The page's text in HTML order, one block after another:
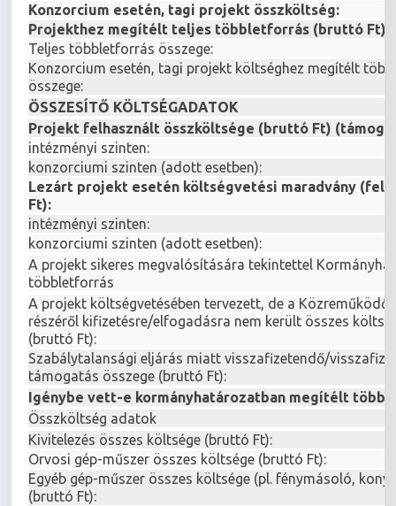
Konzorcium esetén, tagi projekt összköltség:
Projekthez megítélt teljes többletforrás (bruttó Ft):
Teljes többletforrás összege:
Konzorcium esetén, tagi projekt költséghez megítélt
összege:
ÖSSZESÍTŐ KÖLTSÉGADATOK
Projekt felhasznált összköltsége (bruttó Ft)
intézményi szinten:
konzorciumi szinten (adott esetben):
Lezárt projekt esetén költségvetési maradvány (fel
Ft):
intézményi szinten:
konzorciumi szinten (adott esetben):
A projekt sikeres megvalósítására tekintettel
többletforrás
A projekt költségvetésében tervezett, de a Közreműködő
részéről kifizetésre/elfogadásra nem került összes
(bruttó Ft):
Szabálytalansági eljárás miatt visszafizetendő/
támogatás összege (bruttó Ft):
Igénybe vett-e kormányhatározatban megítélt
Összköltség adatok
Kivitelezés összes költsége (bruttó Ft):
Orvosi gép-műszer összes költsége (bruttó Ft):
Egyéb gép-műszer összes költsége (pl. fénymásoló,
(bruttó Ft):